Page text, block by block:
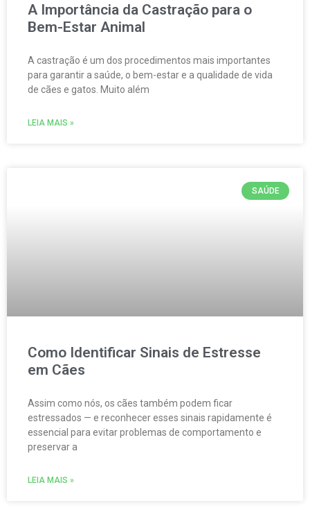
A Importância da Castração para o
Bem-Estar Animal
A castração é um dos procedimentos mais importantes
para garantir a saúde, o bem-estar e a qualidade de vida
de cães e gatos. Muito além
LEIA MAIS »
SAÚDE
Como Identificar Sinais de Estresse
em Cães
Assim como nós, os cães também podem ficar
estressados — e reconhecer esses sinais rapidamente é
essencial para evitar problemas de comportamento e
preservar a
LEIA MAIS »